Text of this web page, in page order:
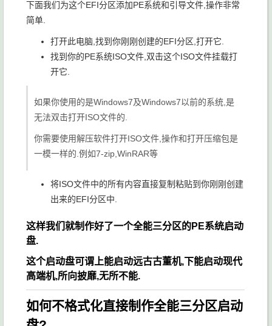
下面我们为这个EFI分区添加PE系统和引导文件,操作非常
简单.
打开此电脑,找到你刚刚创建的EFI分区,打开它.
找到你的PE系统ISO文件,双击这个ISO文件挂载打
开它.
如果你使用的是Windows7及Windows7以前的系统,是
无法双击打开ISO文件的.
你需要使用解压软件打开ISO文件,操作和打开压缩包是
一模一样的.例如7-zip,WinRAR等
将ISO文件中的所有内容直接复制粘贴到你刚刚创建
出来的EFI分区中.
这样我们就制作好了一个全能三分区的PE系统启动
盘.
这个启动盘可谓上能启动远古古董机,下能启动现代
高端机,所向披靡,无所不能.
如何不格式化直接制作全能三分区启动